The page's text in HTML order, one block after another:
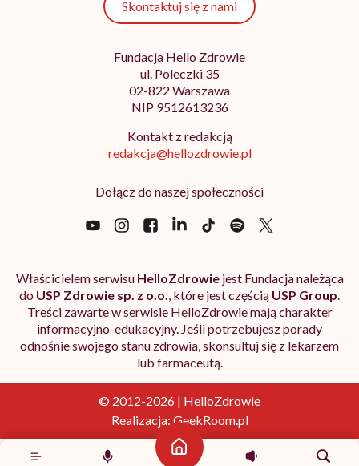
Strona główna
Skontaktuj się z nami
Fundacja Hello Zdrowie
ul. Poleczki 35
02-822 Warszawa
NIP 9512613236
Kontakt z redakcją
redakcja@hellozdrowie.pl
Dołącz do naszej społeczności
Właścicielem serwisu HelloZdrowiejest Fundacja należąca
do USP Zdrowie sp. z o.o., które jest częścią USP Group.
Treści zawarte w serwisie HelloZdrowie mają charakter
informacyjno-edukacyjny. Jeśli potrzebujesz porady
odnośnie swojego stanu zdrowia, skonsultuj się z lekarzem
lub farmaceutą.
© 2012-2026 | HelloZdrowie
Realizacja: GeekRoom.pl